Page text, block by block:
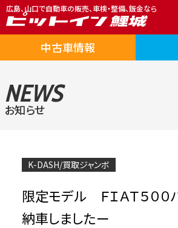
広島、山口で自動車の販売、車検・整備、鈑金なら
中古車情報
NEWS
お知らせ
K-DASH/買取ジャンボ
限定モデル ＦＩＡＴ５００
納車しましたー